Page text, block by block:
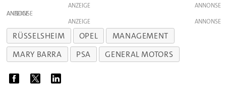
ANZEIGE
ANZEIGE
ANZEIGE
RÜSSELSHEIM OPEL
MANAGEMENT
MARY BARRA
PSA GENERAL MOTORS